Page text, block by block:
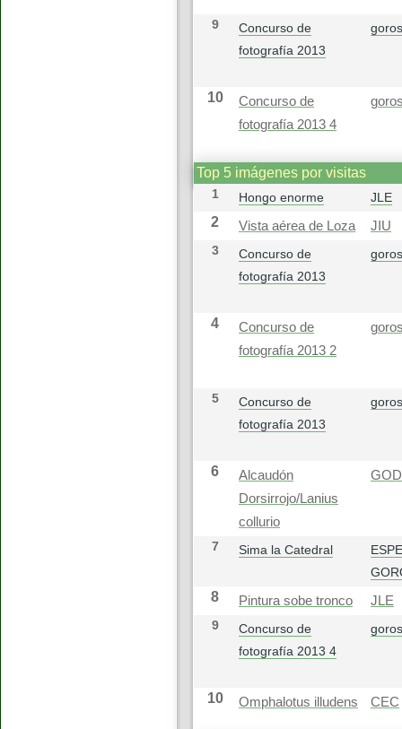
9
Concurso de
fotografía 2013
10
Concurso de
fotografía 2013 4
Top 5 imágenes por visitas
1 Hongo enorme JLE
2 Vista aérea de Loza
JIU
3
Concurso de
fotografía 2013
4
Concurso de
fotografía 2013 2
5
Concurso de
fotografía 2013
6
Alcaudón
Dorsirrojo/Lanius
collurio
GOD
7 Sima la Catedral
8 Pintura sobe tronco
JLE
9
Concurso de
fotografía 2013 4
10 Omphalotus illudens CEC